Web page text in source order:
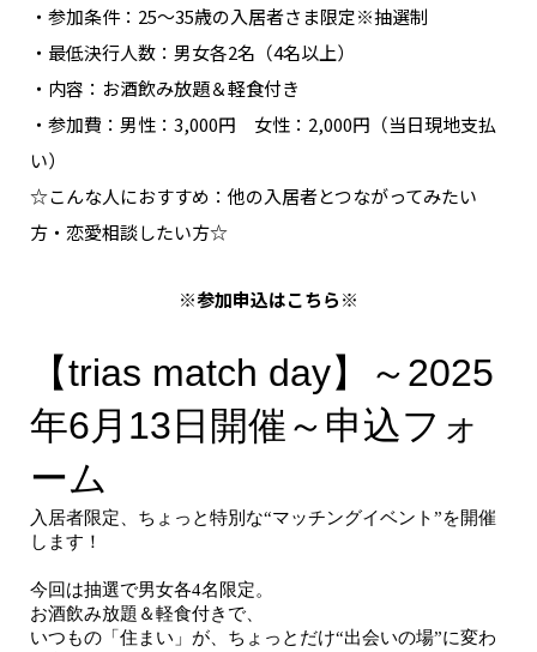
・参加条件：25～35歳の入居者さま限定※抽選制
・最低決行人数：男女各2名（4名以上）
・内容：お酒飲み放題＆軽食付き
・参加費：男性：3,000円 女性：2,000円（当日現地支払
い）
☆こんな人におすすめ：他の入居者とつながってみたい
方・恋愛相談したい方☆
※参加申込はこちら※